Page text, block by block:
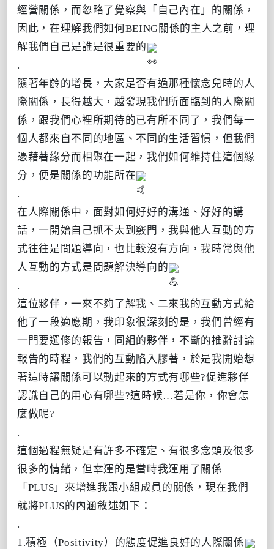
經營關係，而忽略了覺察與「自己內在」的關係，
因此，在理解我們如何BEING關係的主人之前，理
解我們自己是誰是很重要的
.
隨著年齡的增長，大家是否有過那種懷念兒時的人
際關係，長得越大，越發現我們所面臨到的人際關
係，跟我們心裡所期待的已有所不同了，我們每一
個人都來自不同的地區、不同的生活習慣，但我們
憑藉著緣分而相聚在一起，我們如何維持住這個緣
分，便是關係的功能所在
.
在人際關係中，面對如何好好的溝通、好好的講
話，一開始自己抓不太到竅門，我與他人互動的方
式往往是問題導向，也比較沒有方向，我時常與他
人互動的方式是問題解決導向的
.
這位夥伴，一來不夠了解我、二來我的互動方式給
他了一段適應期，我印象很深刻的是，我們曾經有
一門要選修的報告，同組的夥伴，不斷的推辭討論
報告的時程，我們的互動陷入膠著，於是我開始想
著這時讓關係可以動起來的方式有哪些?促進夥伴
認識自己的用心有哪些?這時候…若是你，你會怎
麼做呢?
.
這個過程無疑是有許多不確定、有很多念頭及很多
很多的情緒，但幸運的是當時我運用了關係
「PLUS」來增進我跟小組成員的關係，現在我們
就將PLUS的內涵敘述如下：
.
1.積極（Positivity）的態度促進良好的人際關係